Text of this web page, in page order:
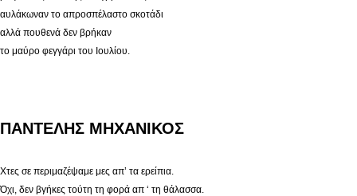
αυλάκωναν το απροσπέλαστο σκοτάδι
αλλά πουθενά δεν βρήκαν
το μαύρο φεγγάρι του Ιουλίου.
ΠΑΝΤΕΛΗΣ ΜΗΧΑΝΙΚΟΣ
Χτες σε περιμαζέψαμε μες απ’ τα ερείπια.
Όχι, δεν βγήκες τούτη τη φορά απ ‘ τη θάλασσα.